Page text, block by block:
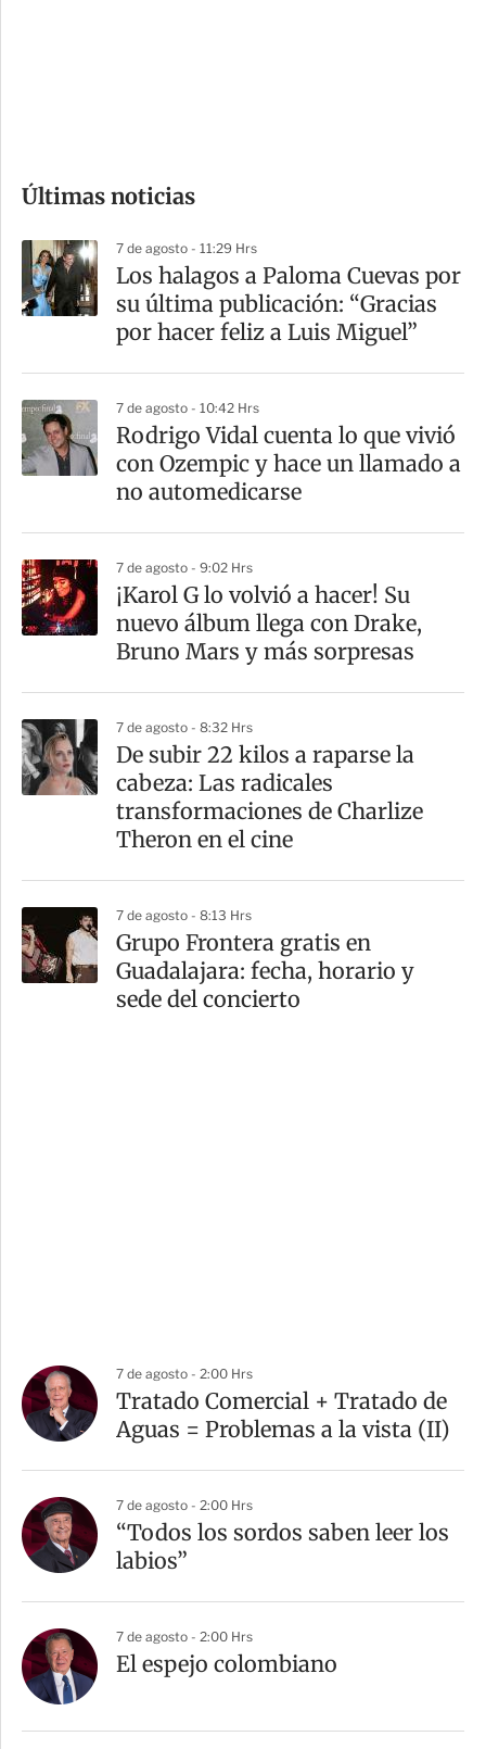
m
a
t
Últimas noticias
7 de agosto - 11:29 Hrs
Los halagos a Paloma Cuevas por
su última publicación: “Gracias
por hacer feliz a Luis Miguel”
7 de agosto - 10:42 Hrs
Rodrigo Vidal cuenta lo que vivió
con Ozempic y hace un llamado a
no automedicarse
7 de agosto - 9:02 Hrs
¡Karol G lo volvió a hacer! Su
nuevo álbum llega con Drake,
Bruno Mars y más sorpresas
7 de agosto - 8:32 Hrs
De subir 22 kilos a raparse la
cabeza: Las radicales
transformaciones de Charlize
Theron en el cine
7 de agosto - 8:13 Hrs
Grupo Frontera gratis en
Guadalajara: fecha, horario y
sede del concierto
7 de agosto - 2:00 Hrs
Tratado Comercial + Tratado de
Aguas = Problemas a la vista (II)
7 de agosto - 2:00 Hrs
“Todos los sordos saben leer los
labios”
7 de agosto - 2:00 Hrs
El espejo colombiano